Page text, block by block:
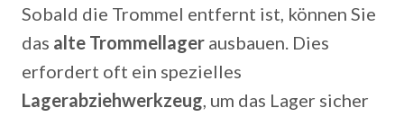
Sobald die Trommel entfernt ist, können Sie
das alte Trommellager ausbauen. Dies
erfordert oft ein spezielles
Lagerabziehwerkzeug, um das Lager sicher